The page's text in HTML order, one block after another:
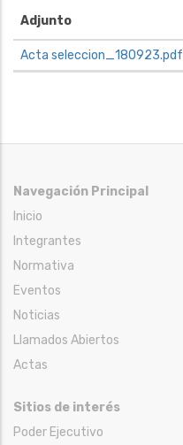
Adjunto
Acta seleccion_180923.pdf
Navegación Principal
Inicio
Integrantes
Normativa
Eventos
Noticias
Llamados Abiertos
Actas
Sitios de interés
Poder Ejecutivo